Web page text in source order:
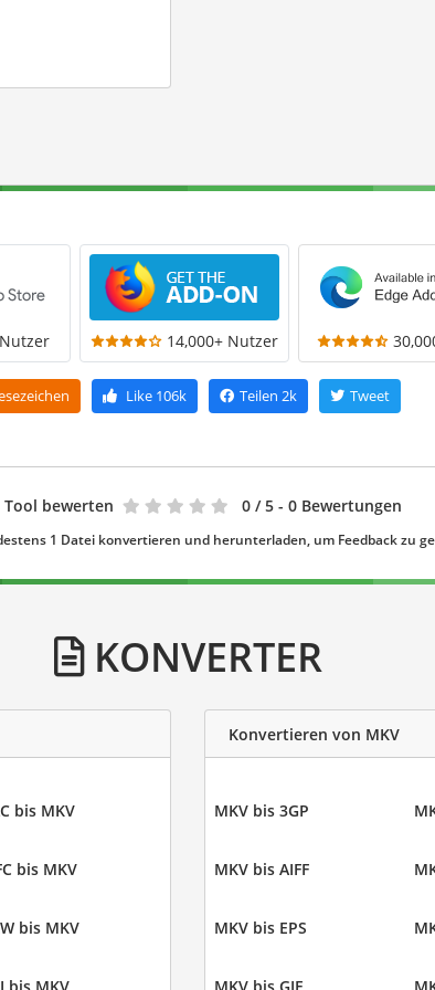
14,000+ Nutzer
Like106k Teilen 2k Tweet
Tool bewerten 0 / 5 - 0 Bewertungen
1 Datei konvertieren und herunterladen, um Feedback zu
KONVERTER
bis MKV
bis MKV
bis MKV
Konvertieren von MKV
MKV bis 3GP
MKV bis AIFF
MKV bis EPS